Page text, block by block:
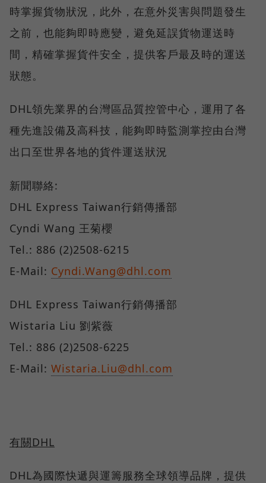
時掌握貨物狀況，此外，在意外災害與問題發生
之前，也能夠即時應變，避免延誤貨物運送時
間，精確掌握貨件安全，提供客戶最及時的運送
狀態。
DHL領先業界的台灣區品質控管中心，運用了各
種先進設備及高科技，能夠即時監測掌控由台灣
出口至世界各地的貨件運送狀況
新聞聯絡:
DHL Express Taiwan行銷傳播部
Cyndi Wang 王菊櫻
Tel.: 886 (2)2508-6215
E-Mail: Cyndi.Wang@dhl.com
DHL Express Taiwan行銷傳播部
Wistaria Liu 劉紫薇
Tel.: 886 (2)2508-6225
E-Mail: Wistaria.Liu@dhl.com
有關DHL
DHL為國際快遞與運籌服務全球領導品牌，提供